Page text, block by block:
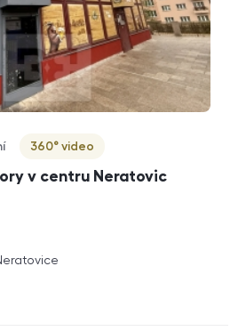
v centru Neratovic
360° video